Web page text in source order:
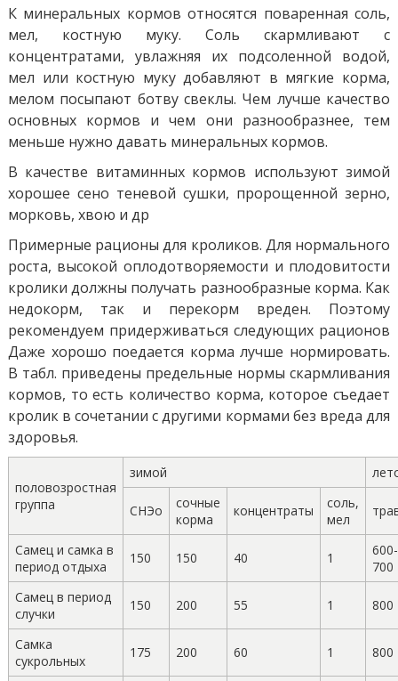
К минеральных кормов относятся поваренная соль,
мел, костную муку. Соль скармливают с
концентратами, увлажняя их подсоленной водой,
мел или костную муку добавляют в мягкие корма,
мелом посыпают ботву свеклы. Чем лучше качество
основных кормов и чем они разнообразнее, тем
меньше нужно давать минеральных кормов.
В качестве витаминных кормов используют зимой
хорошее сено теневой сушки, пророщенной зерно,
морковь, хвою и др
Примерные рационы для кроликов. Для нормального
роста, высокой оплодотворяемости и плодовитости
кролики должны получать разнообразные корма. Как
недокорм, так и перекорм вреден. Поэтому
рекомендуем придерживаться следующих рационов
Даже хорошо поедается корма лучше нормировать.
В табл. приведены предельные нормы скармливания
кормов, то есть количество корма, которое съедает
кролик в сочетании с другими кормами без вреда для
здоровья.
половозростная
группа
зимой
СНЭо
сочные
корма
концентраты
соль,
мел
Самец и самка в
период отдыха
150 150 40 1
600-
700
Самец в период
случки
150 200 55 1 800
Самка
сукрольных
175 200 60 1 800